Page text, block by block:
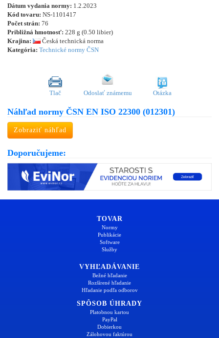
Dátum vydania normy: 1.2.2023
Kód tovaru: NS-1101417
Počet strán: 76
Približná hmotnosť: 228 g (0.50 libier)
Krajina:
Česká technická norma
Kategória: Technické normy ČSN
Tlač Odoslať známemu Otázka
Náhľad normy ČSN EN ISO 22300 (012301)
Zobraziť náhľad
Doporučujeme:
TOVAR
Normy
Publikácie
Software
Služby
VYHĽADÁVANIE
Bežné hľadanie
Rozšírené hľadanie
Hľadanie podľa odborov
SPÔSOB ÚHRADY
Platobnou kartou
PayPal
Dobierkou
Zálohovou faktúrou